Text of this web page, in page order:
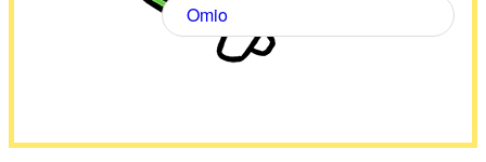
Omio